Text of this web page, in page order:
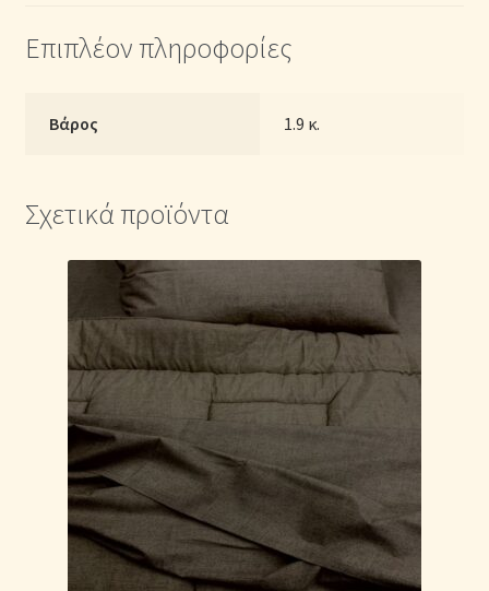
Εκρού
Επιπλέον πληροφορίες
Βάρος 1.9 κ.
Σχετικά προϊόντα